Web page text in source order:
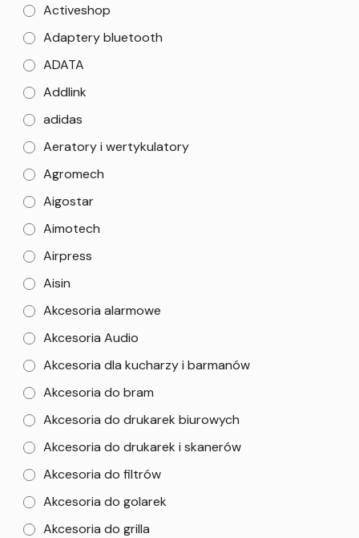
Activeshop
Adaptery bluetooth
ADATA
Addlink
adidas
Aeratory i wertykulatory
Agromech
Aigostar
Aimotech
Airpress
Aisin
Akcesoria alarmowe
Akcesoria Audio
Akcesoria dla kucharzy i barmanów
Akcesoria do bram
Akcesoria do drukarek biurowych
Akcesoria do drukarek i skanerów
Akcesoria do filtrów
Akcesoria do golarek
Akcesoria do grilla